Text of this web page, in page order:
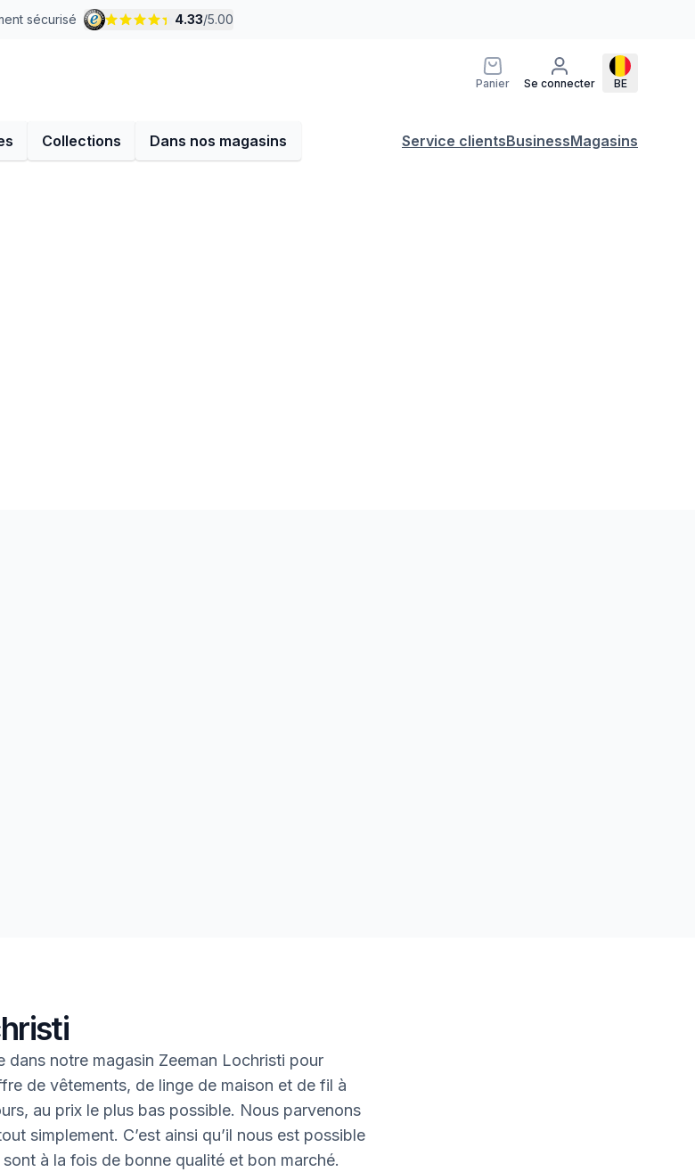
sécurisé 4.33/5.00
Panier Se connecter BE
Collections Dans nos magasins Service clientsBusinessMagasins
dans notre magasin Zeeman Lochristi pour
de vêtements, de linge de maison et de fil à
au prix le plus bas possible. Nous parvenons
simplement. C’est ainsi qu’il nous est possible
à la fois de bonne qualité et bon marché.